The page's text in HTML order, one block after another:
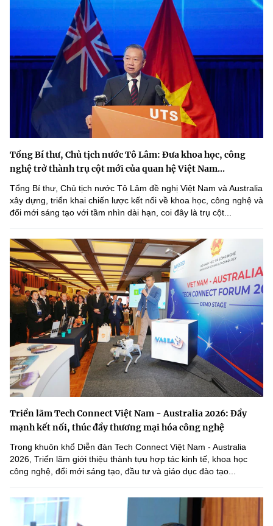
Tổng Bí thư, Chủ tịch nước Tô Lâm: Đưa khoa học, công
nghệ trở thành trụ cột mới của quan hệ Việt Nam...
Tổng Bí thư, Chủ tịch nước Tô Lâm đề nghị Việt Nam và Australia
xây dựng, triển khai chiến lược kết nối về khoa học, công nghệ và
đổi mới sáng tạo với tầm nhìn dài hạn, coi đây là trụ cột...
Triển lãm Tech Connect Việt Nam - Australia 2026: Đẩy
mạnh kết nối, thúc đẩy thương mại hóa công nghệ
Trong khuôn khổ Diễn đàn Tech Connect Việt Nam - Australia
2026, Triển lãm giới thiệu thành tựu hợp tác kinh tế, khoa học
công nghệ, đổi mới sáng tạo, đầu tư và giáo dục đào tạo...